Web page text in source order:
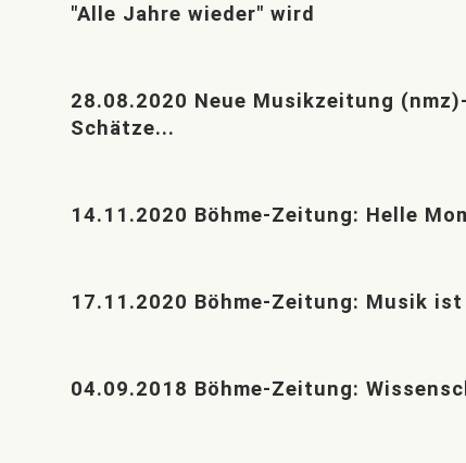
"Alle Jahre wieder" wird
28.08.2020 Neue Musikzeitung
Schätze...
14.11.2020 Böhme-Zeitung: Helle
17.11.2020 Böhme-Zeitung: Musik ist
04.09.2018 Böhme-Zeitung: